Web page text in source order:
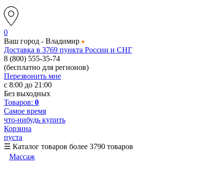
0
Ваш город - Владимир
Доставка в 3769 пункта России и СНГ
8 (800) 555-35-74
(бесплатно для регионов)
Перезвонить мне
с 8:00 до 21:00
Без выходных
Товаров: 0
Самое время
что-нибудь купить
Корзина
пуста
☰ Каталог товаров более 3790 товаров
Массаж